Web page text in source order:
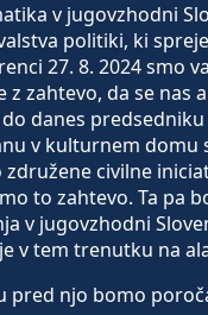
v jugovzhodni
politiki, ki
27. 8. 2024 smo
z zahtevo, da se
danes
v kulturnem
civilne
to zahtevo. Ta pa
v jugovzhodni
v tem trenutku na
pred njo bomo